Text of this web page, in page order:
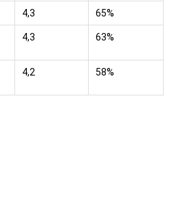
4,3 65%
4,3 63%
4,2 58%